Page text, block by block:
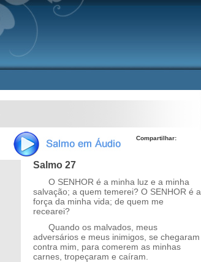
Compartilhar:
Salmo 27
O SENHOR é a minha luz e a minha
salvação; a quem temerei? O SENHOR é a
força da minha vida; de quem me
recearei?
Quando os malvados, meus
adversários e meus inimigos, se chegaram
contra mim, para comerem as minhas
carnes, tropeçaram e caíram.